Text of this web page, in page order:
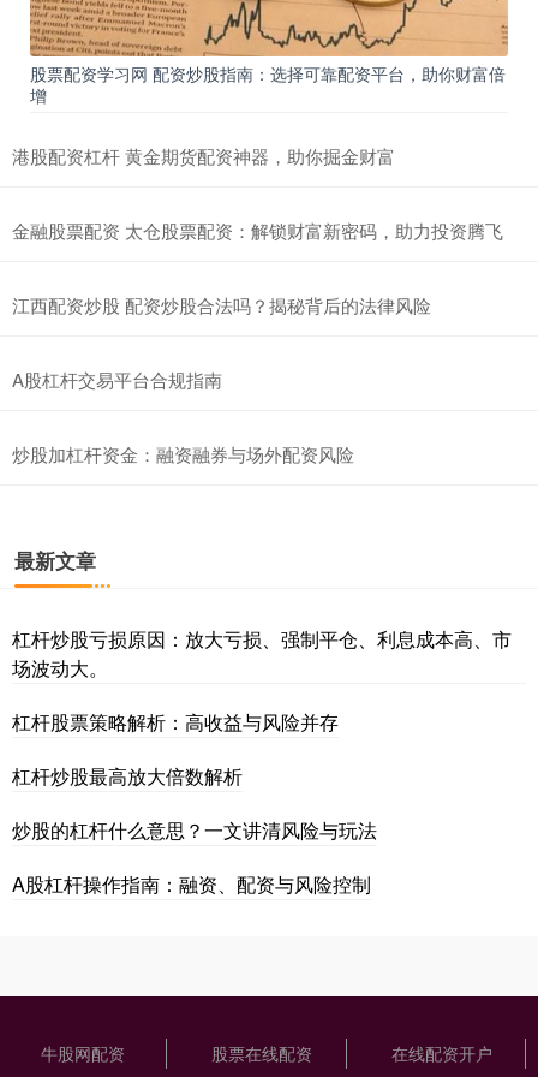
股票配资学习网 配资炒股指南：选择可靠配资平台，助你财富倍
增
港股配资杠杆 黄金期货配资神器，助你掘金财富
金融股票配资 太仓股票配资：解锁财富新密码，助力投资腾飞
江西配资炒股 配资炒股合法吗？揭秘背后的法律风险
A股杠杆交易平台合规指南
炒股加杠杆资金：融资融券与场外配资风险
最新文章
杠杆炒股亏损原因：放大亏损、强制平仓、利息成本高、市
场波动大。
杠杆股票策略解析：高收益与风险并存
杠杆炒股最高放大倍数解析
炒股的杠杆什么意思？一文讲清风险与玩法
A股杠杆操作指南：融资、配资与风险控制
牛股网配资 股票在线配资 在线配资开户